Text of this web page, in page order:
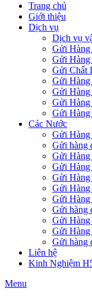
Trang chủ
Giới thiệu
Dịch vụ
Dịch vụ
Gửi Hàng
Gửi Hàng
Gửi Chất
Gửi Hàng
Gửi Hàng
Gửi Hàng
Gửi
Các Nước
Gửi
Gửi hàng
Gửi
Gửi Hàng
Gửi
Gửi
Gửi
Gửi hàng
Gửi
Gửi
Gửi hàng
Liên hệ
Kinh Nghiệm
Menu